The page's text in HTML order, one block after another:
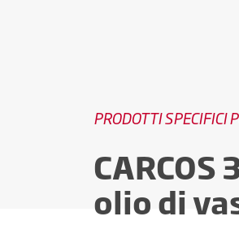
PRODOTTI SPECIFICI
CARCOS
olio di